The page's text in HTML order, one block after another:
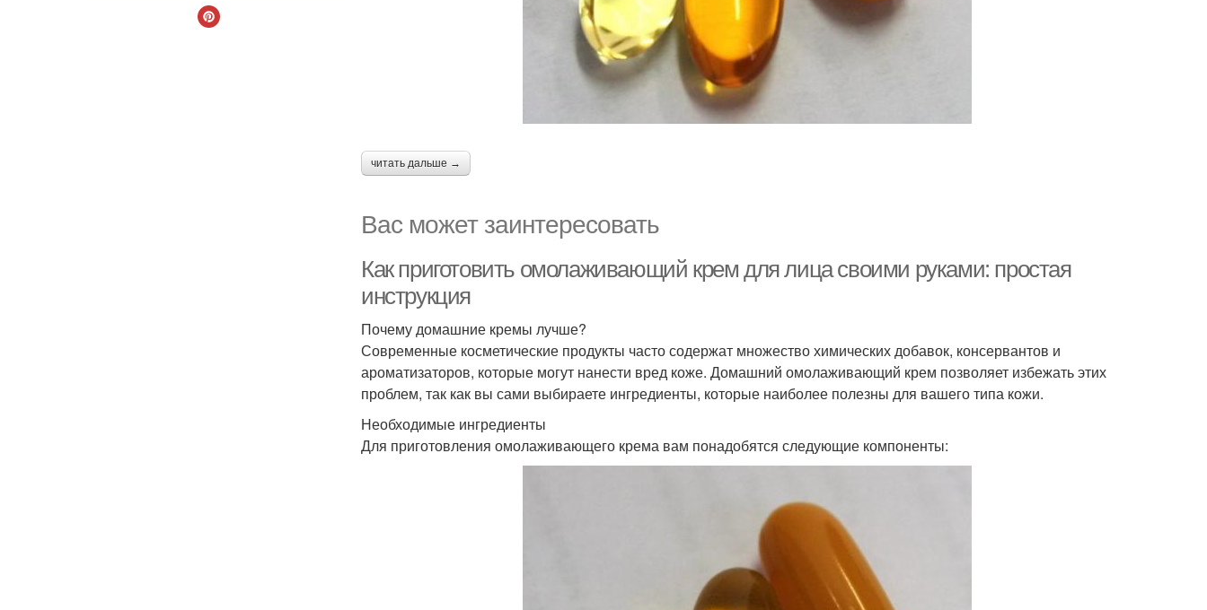
читать дальше →
Вас может заинтересовать
Как приготовить омолаживающий крем для лица своими руками: простая
инструкция
Почему домашние кремы лучше?
Современные косметические продукты часто содержат множество химических добавок, консервантов и
ароматизаторов, которые могут нанести вред коже. Домашний омолаживающий крем позволяет избежать этих
проблем, так как вы сами выбираете ингредиенты, которые наиболее полезны для вашего типа кожи.
Необходимые ингредиенты
Для приготовления омолаживающего крема вам понадобятся следующие компоненты: